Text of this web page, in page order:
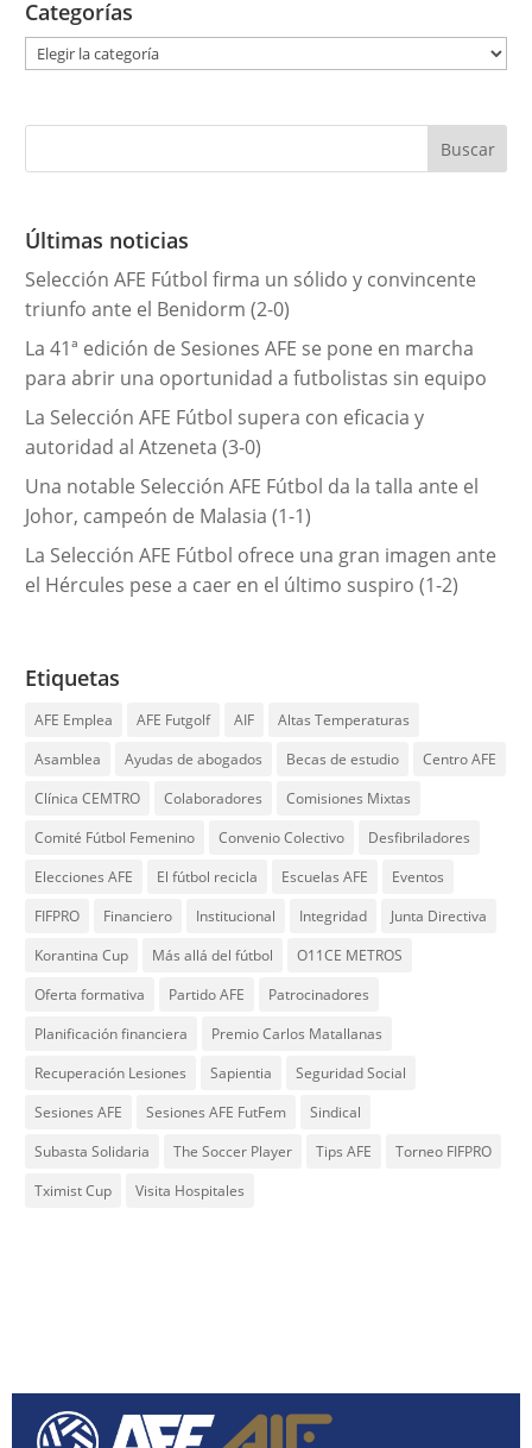
Categorías
a
g
r
a
s
Últimas noticias
Selección AFE Fútbol firma un sólido y convincente
triunfo ante el Benidorm (2-0)
La 41ª edición de Sesiones AFE se pone en marcha
para abrir una oportunidad a futbolistas sin equipo
La Selección AFE Fútbol supera con eficacia y
autoridad al Atzeneta (3-0)
Una notable Selección AFE Fútbol da la talla ante el
Johor, campeón de Malasia (1-1)
La Selección AFE Fútbol ofrece una gran imagen ante
el Hércules pese a caer en el último suspiro (1-2)
Etiquetas
AFE Emplea AFE Futgolf AIF
Altas Temperaturas
Asamblea
Ayudas de abogados Becas de estudio
Centro AFE
Clínica CEMTRO
Colaboradores
Comisiones Mixtas
Comité Fútbol Femenino
Convenio Colectivo
Desfibriladores
Elecciones AFE
El fútbol recicla Escuelas AFE
Eventos
FIFPRO
Financiero Institucional Integridad
Junta Directiva
Korantina Cup
Más allá del fútbol
O11CE METROS
Oferta formativa
Partido AFE
Patrocinadores
Planificación financiera
Premio Carlos Matallanas
Recuperación Lesiones
Sapientia
Seguridad Social
Sesiones AFE
Sesiones AFE FutFem
Sindical
Subasta Solidaria
The Soccer Player Tips AFE
Torneo FIFPRO
Tximist Cup
Visita Hospitales